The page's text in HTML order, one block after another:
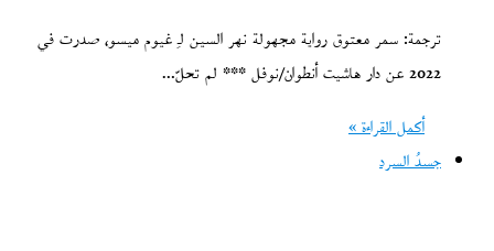
ترجمة: سمر معتوق رواية مجهولة نهر السين لـِ غيوم ميسو، صدرت في
2022 عن دار هاشيت أنطوان/نوفل *** لم تحلّ…
أكمل القراءة »
جسدُ السرد